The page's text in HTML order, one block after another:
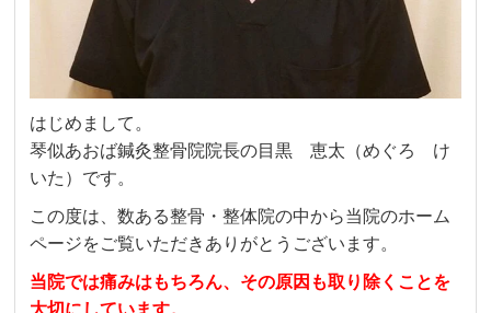
はじめまして。
琴似あおば鍼灸整骨院院長の目黒 恵太（めぐろ け
いた）です。
この度は、数ある整骨・整体院の中から当院のホーム
ページをご覧いただきありがとうございます。
当院では痛みはもちろん、その原因も取り除くことを